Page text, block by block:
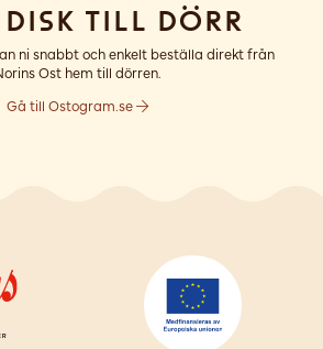
disk till dörr
ni snabbt och enkelt beställa direkt från
Ost hem till dörren.
Gå till Ostogram.se